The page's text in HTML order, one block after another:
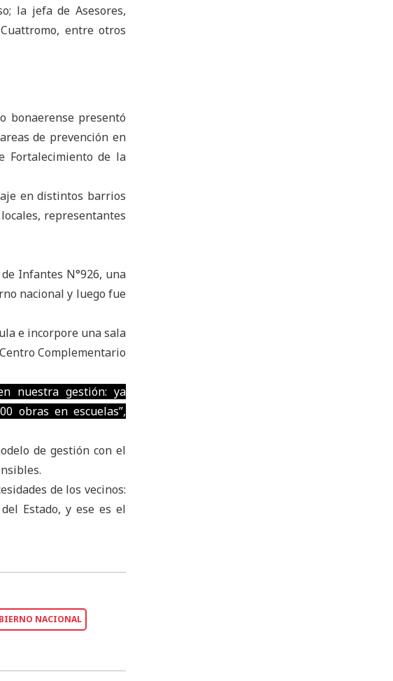
la jefa de Asesores,
entre otros
bonaerense presentó
de prevención en
Fortalecimiento de la
en distintos barrios
representantes
Infantes N°926, una
nacional y luego fue
e incorpore una sala
Complementario
nuestra gestión: ya
obras en escuelas”,
de gestión con el
de los vecinos:
Estado, y ese es el
NACIONAL